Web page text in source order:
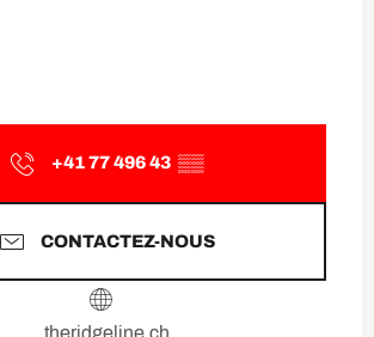
+41 77 496 43 ▒▒
CONTACTEZ-NOUS